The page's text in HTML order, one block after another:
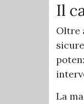
Il
Oltre
La